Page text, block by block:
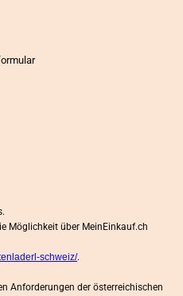
Möglichkeit über MeinEinkauf.ch
schweiz/.
Anforderungen der österreichischen